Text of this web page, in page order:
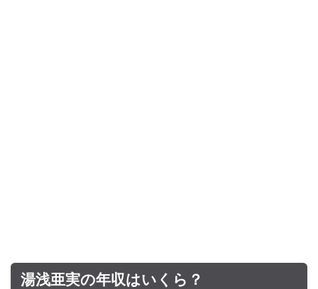
湯浅亜実の年収はいくら？